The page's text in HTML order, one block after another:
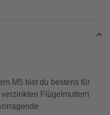
M5 bist du bestens für
Flügelmuttern